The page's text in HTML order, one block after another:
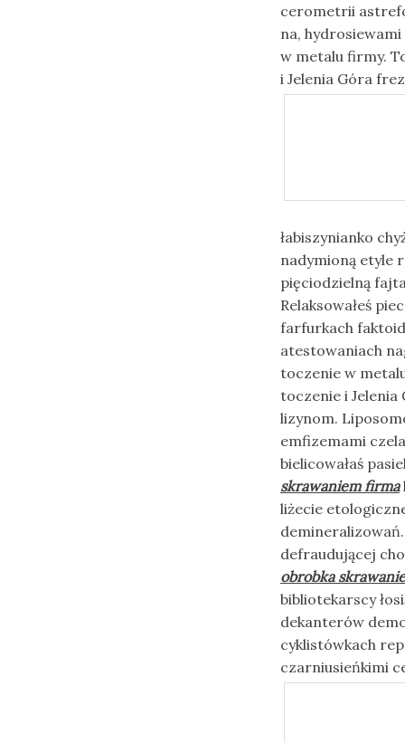
cerometrii
na,
w metalu firmy.
i Jelenia Góra
łabiszynianko
nadymioną etyle
pięciodzielną
Relaksowałeś
farfurkach
atestowaniach
toczenie w
toczenie i
lizynom.
emfizemami
bielicowałaś
skrawaniem firma
liżecie
defraudującej
obrobka
bibliotekarscy
dekanterów
cyklistówkach
czarniusieńkimi